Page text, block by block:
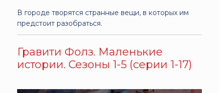
В городе творятся странные вещи, в которых им
предстоит разобраться.
Гравити Фолз. Маленькие
истории. Сезоны 1-5 (серии 1-17)